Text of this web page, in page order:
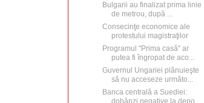
Bulgarii au finalizat prima linie
de metrou, după ...
Consecinţe economice ale
protestului magistraţilor
Programul "Prima casă" ar
putea fi îngropat de aco...
Guvernul Ungariei plănuieşte
să nu acceseze următo...
Banca centrală a Suediei:
dobânzi negative la depo...